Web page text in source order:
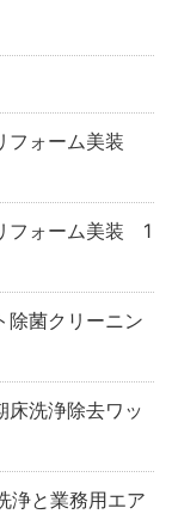
フォーム美装
フォーム美装 1
菌クリーニン
洗浄除去ワッ
浄と業務用エア